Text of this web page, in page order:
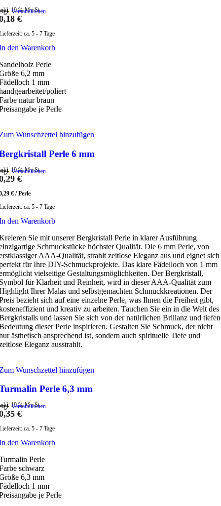
19 % MwSt.
Versandkosten
€
ca. 5 - 7 Tage
den Warenkorb
Perle
6,2 mm
1 mm
poliert
natur braun
je Perle
Wunschzettel hinzufügen
Perle 6 mm
19 % MwSt.
Versandkosten
€
€ /Perle
ca. 5 - 7 Tage
den Warenkorb
Sie mit unserer Bergkristall Perle in klarer Ausführung
Schmuckstücke höchster Qualität. Die 6 mm Perle, von
AAA-Qualität, strahlt zeitlose Eleganz aus und eignet sich
für Ihre DIY-Schmuckprojekte. Das klare Fädelloch von 1 mm
vielseitige Gestaltungsmöglichkeiten. Der Bergkristall,
für Klarheit und Reinheit, wird in dieser AAA-Qualität zum
Ihrer Malas und selbstgemachten Schmuckkreationen. Der
bezieht sich auf eine einzelne Perle, was Ihnen die Freiheit gibt,
und kreativ zu arbeiten. Tauchen Sie ein in die Welt des
und lassen Sie sich von der natürlichen Brillanz und tiefen
dieser Perle inspirieren. Gestalten Sie Schmuck, der nicht
ästhetisch ansprechend ist, sondern auch spirituelle Tiefe und
Eleganz ausstrahlt.
Wunschzettel hinzufügen
Perle 6,3 mm
19 % MwSt.
Versandkosten
€
ca. 5 - 7 Tage
den Warenkorb
Perle
schwarz
6,3 mm
1 mm
je Perle